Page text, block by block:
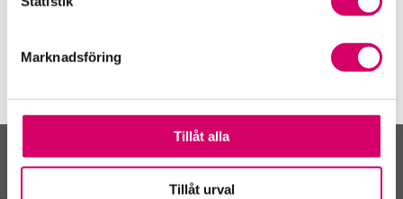
Marknadsföring
Tillåt alla
Tillåt urval
Kalendarium